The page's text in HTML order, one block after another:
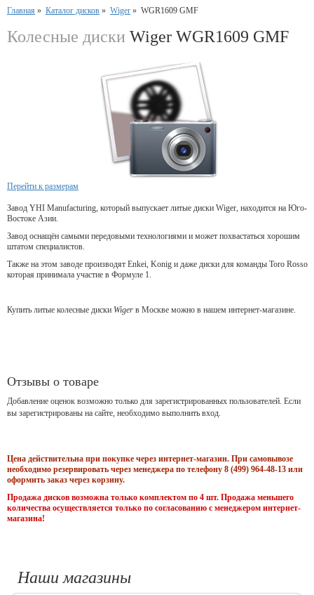
Главная » Каталог дисков » Wiger » WGR1609 GMF
Колесные диски Wiger WGR1609 GMF
Перейти к размерам
Завод YHI Manufacturing, который выпускает литые диски Wiger, находится на Юго-
Востоке Азии.
Завод оснащён самыми передовыми технологиями и может похвастаться хорошим
штатом специалистов.
Также на этом заводе производят Enkei, Konig и даже диски для команды Toro Rosso
которая принимала участие в Формуле 1.
Купить литые колесные диски Wiger в Москве можно в нашем интернет-магазине.
Отзывы о товаре
Добавление оценок возможно только для зарегистрированных пользователей. Если
вы зарегистрированы на сайте, необходимо выполнить вход.
Цена действительна при покупке через интернет-магазин. При самовывозе
необходимо резервировать через менеджера по телефону 8 (499) 964-48-13 или
оформить заказ через корзину.
Продажа дисков возможна только комплектом по 4 шт. Продажа меньшего
количества осуществляется только по согласованию с менеджером интернет-
магазина!
Наши магазины